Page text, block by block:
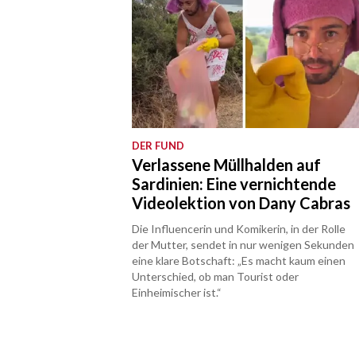
DER FUND
Verlassene Müllhalden auf
Sardinien: Eine vernichtende
Videolektion von Dany Cabras
Die Influencerin und Komikerin, in der Rolle
der Mutter, sendet in nur wenigen Sekunden
eine klare Botschaft: „Es macht kaum einen
Unterschied, ob man Tourist oder
Einheimischer ist.“